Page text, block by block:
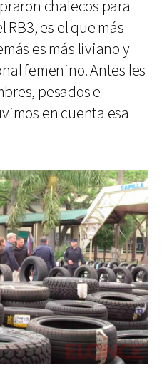
chalecos para
RB3, es el que más
es más liviano y
femenino. Antes les
pesados e
en cuenta esa